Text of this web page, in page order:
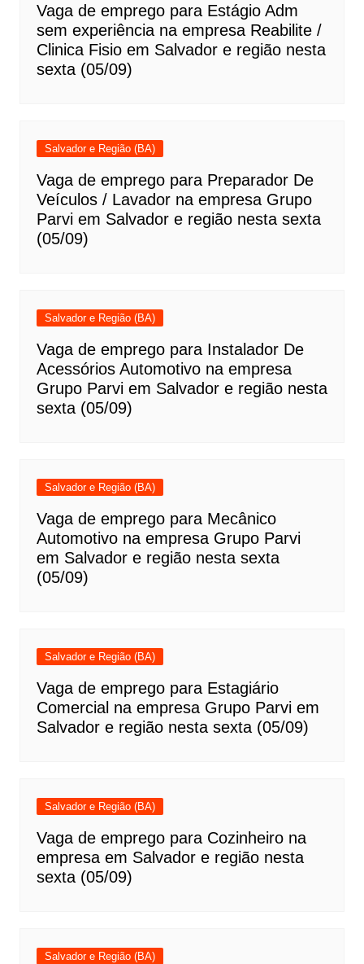
Vaga de emprego para Estágio Adm
sem experiência na empresa Reabilite /
Clinica Fisio em Salvador e região nesta
sexta (05/09)
Salvador e Região (BA)
Vaga de emprego para Preparador De
Veículos / Lavador na empresa Grupo
Parvi em Salvador e região nesta sexta
(05/09)
Salvador e Região (BA)
Vaga de emprego para Instalador De
Acessórios Automotivo na empresa
Grupo Parvi em Salvador e região nesta
sexta (05/09)
Salvador e Região (BA)
Vaga de emprego para Mecânico
Automotivo na empresa Grupo Parvi
em Salvador e região nesta sexta
(05/09)
Salvador e Região (BA)
Vaga de emprego para Estagiário
Comercial na empresa Grupo Parvi em
Salvador e região nesta sexta (05/09)
Salvador e Região (BA)
Vaga de emprego para Cozinheiro na
empresa em Salvador e região nesta
sexta (05/09)
Salvador e Região (BA)